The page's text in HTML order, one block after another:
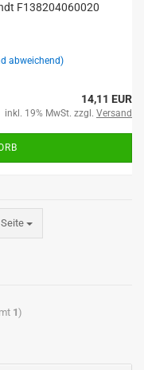
F138204060020
abweichend)
14,11 EUR
inkl. 19% MwSt. zzgl. Versand
1)